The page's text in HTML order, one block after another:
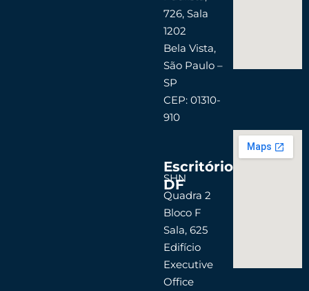
726, Sala
1202
Bela Vista,
São Paulo –
SP
CEP: 01310-
910
Escritório
DF
SHN
Quadra 2
Bloco F
Sala, 625
Edifício
Executive
Office